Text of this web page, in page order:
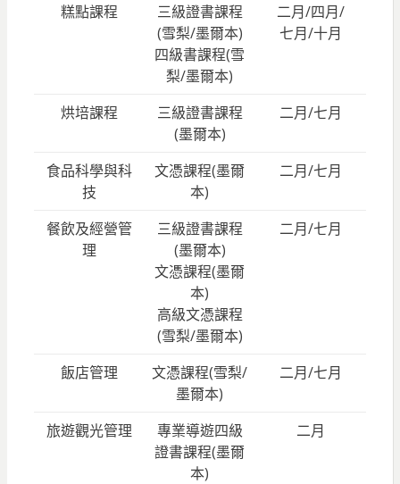
糕點課程
三級證書課程
(雪梨/墨爾本)
四級書課程(雪
梨/墨爾本)
二月/四月/
七月/十月
烘培課程
三級證書課程
(墨爾本)
二月/七月
食品科學與科
技
文憑課程(墨爾
本)
二月/七月
餐飲及經營管
理
三級證書課程
(墨爾本)
文憑課程(墨爾
本)
高級文憑課程
(雪梨/墨爾本)
二月/七月
飯店管理
文憑課程(雪梨/
墨爾本)
二月/七月
旅遊觀光管理
專業導遊四級
證書課程(墨爾
本)
二月